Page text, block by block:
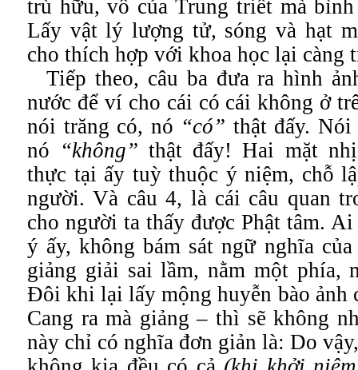
trù hữu, vô của Trung triết mà
Lấy vật lý lượng tử, sóng và hạt
cho thích hợp với khoa học lại càng
Tiếp theo, câu ba đưa ra hình
nước để ví cho cái có cái không ở
nói trăng có, nó “có” thật đấy.
nó “không” thật đấy! Hai mặt
thực tại ấy tuỳ thuộc ý niệm, chỗ
người. Và câu 4, là cái câu quan
cho người ta thấy được Phật tâm.
ý ấy, không bám sát ngữ nghĩa
giảng giải sai lầm, nằm một phía,
Đôi khi lại lấy mộng huyễn bào ảnh
Cang ra mà giảng – thì sẽ không
này chỉ có nghĩa đơn giản là: Do